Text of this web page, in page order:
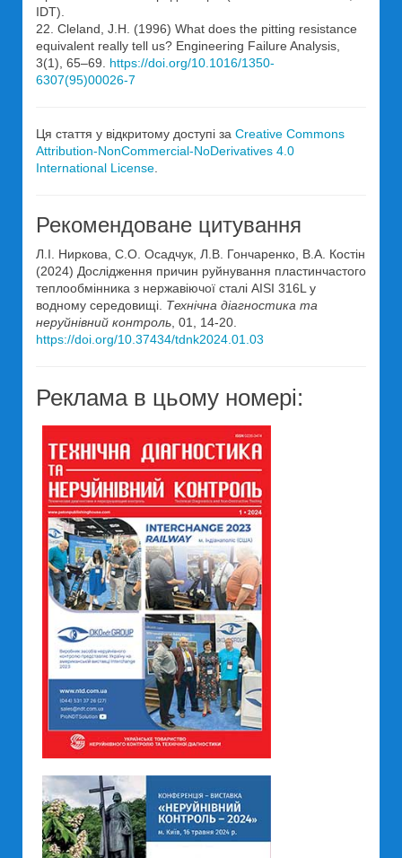
IDT).
22. Cleland, J.H. (1996) What does the pitting resistance
equivalent really tell us? Engineering Failure Analysis,
3(1), 65–69. https://doi.org/10.1016/1350-
6307(95)00026-7
Ця стаття у відкритому доступі за Creative Commons
Attribution-NonCommercial-NoDerivatives 4.0
International License
Рекомендоване цитування
Л.І. Ниркова, С.О. Осадчук, Л.В. Гончаренко, В.А. Костін
(2024) Дослідження причин руйнування пластинчастого
теплообмінника з нержавіючої сталі AISI 316L у
водному середовищі. Технічна діагностика та
неруйнівний контроль , 01, 14-20.
https://doi.org/10.37434/tdnk2024.01.03
Реклама в цьому номері: